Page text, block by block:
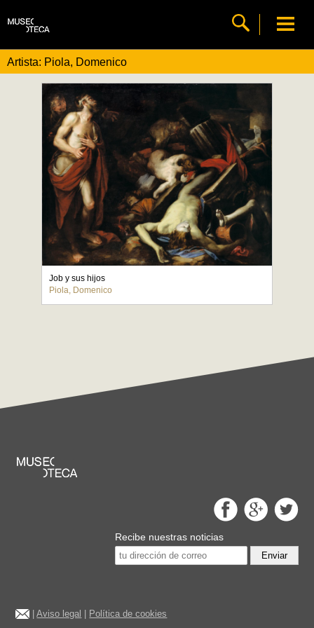
Artista: Piola, Domenico
Job y sus hijos
Piola, Domenico
Recibe nuestras noticias
Enviar
|Aviso legal Política de cookies